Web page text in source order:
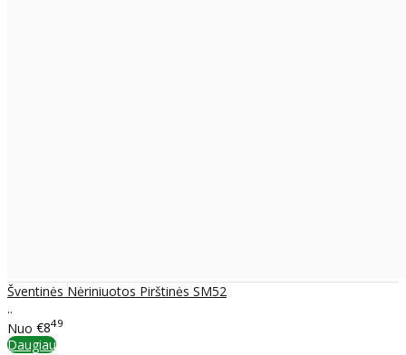
Šventinės Nėriniuotos Pirštinės SM52
..
Nuo €849
Daugiau